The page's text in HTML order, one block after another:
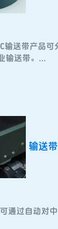
输送带产品可
输送带。...
输送
通过自动对